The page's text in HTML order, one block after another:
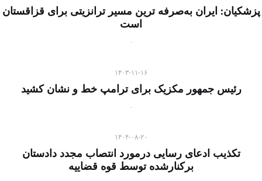
پزشکیان: ایران به‌صرفه ترین مسیر ترانزیتی برای قزاقستان
است
۱۴۰۳-۱۱-۱۶
رئیس جمهور مکزیک برای ترامپ خط و نشان کشید
۱۴۰۴-۰۸-۲۰
تکذیب ادعای رسایی درمورد انتصاب مجدد دادستان
برکنارشده توسط قوه قضاییه